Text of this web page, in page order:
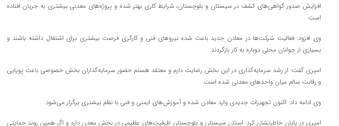
افزایش صدور گواهی‌های کشف در سیستان و بلوچستان، شرایط کاری بهتر شده و پروژه‌های معدنی بیشتری به جریان افتاده
است.
وی افزود: فعالیت شرکت‌ها در معادن جدید باعث شده نیروهای فنی و کارگری فرصت بیشتری برای اشتغال داشته باشند و
بسیاری از جوانان محلی دوباره به کار بازگردند.
امیری گفت: از رشد سرمایه‌گذاری در این بخش رضایت دارم و معتقد هستم حضور سرمایه‌گذاران بخش خصوصی باعث پویایی
و رقابت سالم میان واحدهای معدنی شده است.
وی ادامه داد: اکنون تجهیزات جدیدی وارد معادن شده و آموزش‌های ایمنی و فنی با نظم بیشتری برگزار می‌شود.
امیری در پایان خاطرنشان کرد: استان سیستان و بلوچستان ظرفیت‌های عظیمی در بخش معدن دارد و اگر همین روند حمایتی